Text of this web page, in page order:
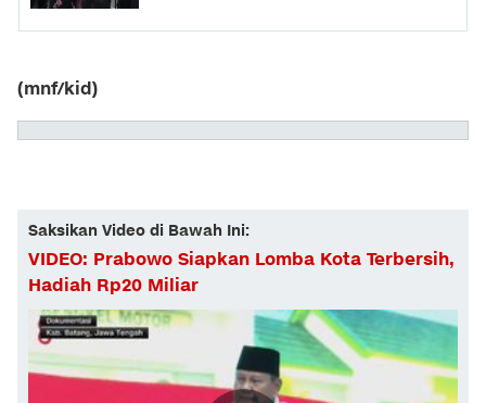
(mnf/kid)
Saksikan Video di Bawah Ini:
VIDEO: Prabowo Siapkan Lomba Kota Terbersih,
Hadiah Rp20 Miliar